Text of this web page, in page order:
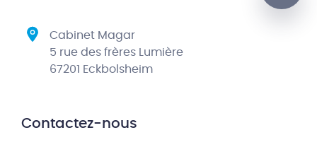
Cabinet Magar
5 rue des frères Lumière
67201 Eckbolsheim
Contactez-nous